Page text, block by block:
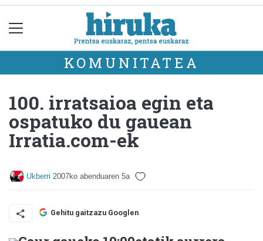
KOMUNITATEA
100. irratsaioa egin eta
ospatuko du gauean
Irratia.com-ek
Ukberri 2007ko abenduaren 5a
Gehitu gaitzazu Googlen